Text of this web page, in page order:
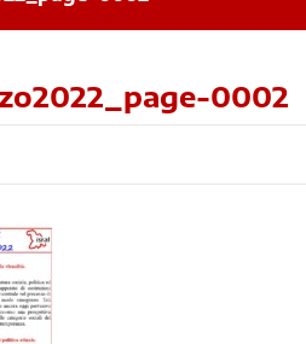
0002